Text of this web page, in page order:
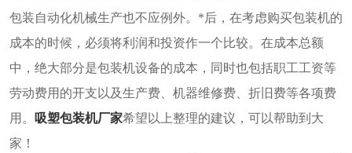
包装自动化机械生产也不应例外。*后，在考虑购买包装机的
成本的时候，必须将利润和投资作一个比较。在成本总额
中，绝大部分是包装机设备的成本，同时也包括职工工资等
劳动费用的开支以及生产费、机器维修费、折旧费等各项费
用。
吸塑包装机厂家希望以上整理的建议，可以帮助到大
家！